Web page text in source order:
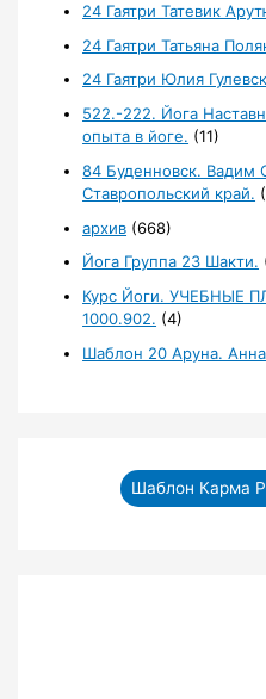
24 Гаятри Татевик
24 Гаятри Татьяна
24 Гаятри Юлия
522.-222. Йога
опыта в йоге. (11)
84 Буденновск. Вадим
Ставропольский край.
архив (668)
Йога Группа 23 Шакти.
Курс Йоги. УЧЕБНЫЕ
1000.902. (4)
Шаблон 20 Аруна.
Шаблон Карма